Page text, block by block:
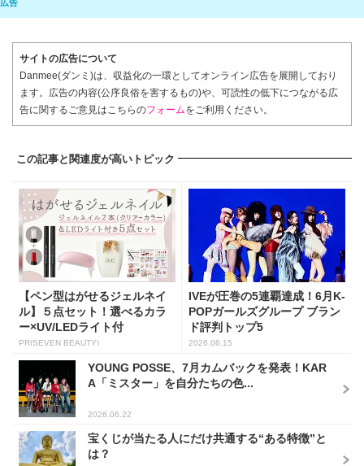
サイトの広告について
Danmee(ダンミ)は、収益化の一環としてオンライン広告を展開しており
ます。広告の内容(公序良俗を害するもの)や、可読性の低下につながる広
告に関するご意見はこちらのフォームをご利用ください。
この記事と関連度が高いトピック
【ペン型はがせるジェルネイ
ル】５点セット！選べるカラ
ー×UV/LEDライト付
PR(SEVEN BEAUTY)
IVEが圧巻の5連覇達成！6月K-
POPガールズグループ ブラン
ド評判トップ5
2026.06.15
YOUNG POSSE、7月カムバックを発表！KAR
A「ミスター」を自分たちの色...
2026.06.22
宝くじが当たる人にだけ共通する“ある特徴”と
は？